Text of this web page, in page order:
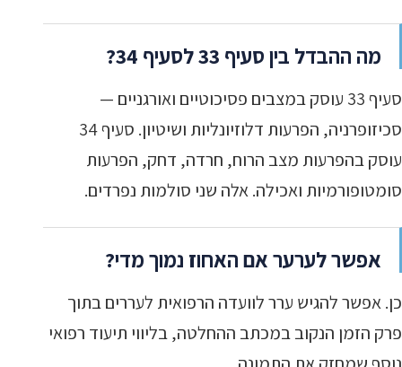
מה ההבדל בין סעיף 33 לסעיף 34?
סעיף 33 עוסק במצבים פסיכוטיים ואורגניים —
סכיזופרניה, הפרעות דלוזיונליות ושיטיון. סעיף 34
עוסק בהפרעות מצב הרוח, חרדה, דחק, הפרעות
סומטופורמיות ואכילה. אלה שני סולמות נפרדים.
אפשר לערער אם האחוז נמוך מדי?
כן. אפשר להגיש ערר לוועדה הרפואית לעררים בתוך
פרק הזמן הנקוב במכתב ההחלטה, בליווי תיעוד רפואי